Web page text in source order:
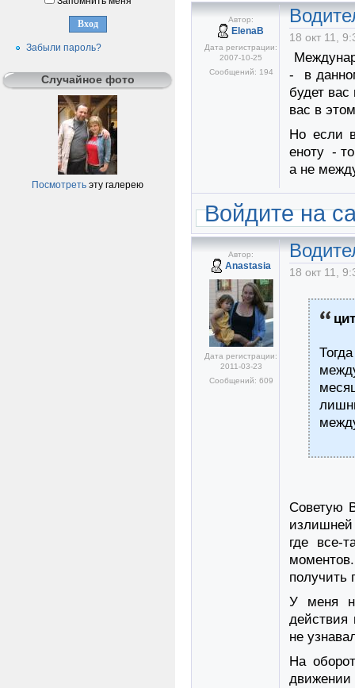
Автор:
ElenaB
Дата регистрации:
2007-10-25
Сообщений: 194
18 окт 11,
- в
будет
вас в
Но если
еноту -
а не
Войдите на
Автор:
Anastasia
Дата регистрации:
2011-03-23
Сообщений: 609
18 окт 11,
Советую
излишней
где все-
получить
У меня
действия
не
На
движении
Забыли пароль?
Случайное фото
Посмотреть эту галерею